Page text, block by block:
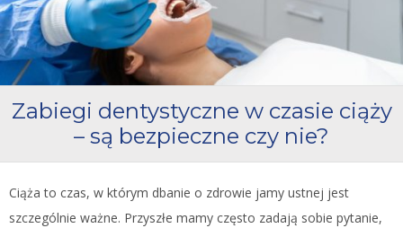
Zabiegi dentystyczne w czasie ciąży
– są bezpieczne czy nie?
Ciąża to czas, w którym dbanie o zdrowie jamy ustnej jest
szczególnie ważne. Przyszłe mamy często zadają sobie pytanie,